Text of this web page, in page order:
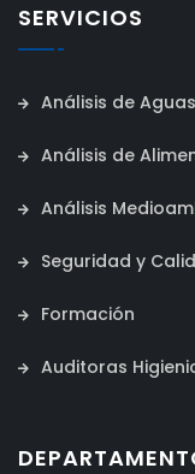
SERVICIOS
Análisis de Aguas
Análisis de
Análisis
Seguridad y
Formación
Auditoras